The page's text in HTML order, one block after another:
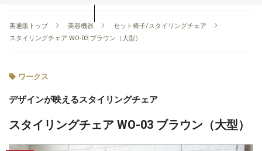
美通販トップ 美容機器
セット椅子/スタイリングチェア
スタイリングチェア WO-03 ブラウン（大型）
ワークス
デザインが映えるスタイリングチェア
スタイリングチェア WO-03 ブラウン（大型）